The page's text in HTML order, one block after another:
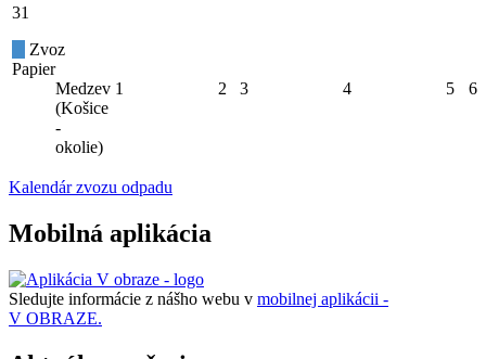
31
Zvoz
Papier
Medzev
(Košice
-
okolie)
1 2 3 4 5 6
Kalendár zvozu odpadu
Mobilná aplikácia
Sledujte informácie z nášho webu v mobilnej aplikácii -
V OBRAZE.